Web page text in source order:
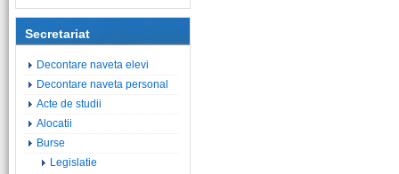
Secretariat
Decontare naveta elevi
Decontare naveta personal
Acte de studii
Alocatii
Burse
Legislatie